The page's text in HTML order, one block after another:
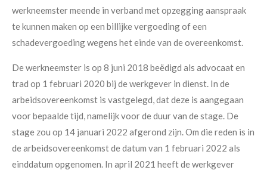
werkneemster meende in verband met opzegging aanspraak
te kunnen maken op een billijke vergoeding of een
schadevergoeding wegens het einde van de overeenkomst.
De werkneemster is op 8 juni 2018 beëdigd als advocaat en
trad op 1 februari 2020 bij de werkgever in dienst. In de
arbeidsovereenkomst is vastgelegd, dat deze is aangegaan
voor bepaalde tijd, namelijk voor de duur van de stage. De
stage zou op 14 januari 2022 afgerond zijn. Om die reden is in
de arbeidsovereenkomst de datum van 1 februari 2022 als
einddatum opgenomen. In april 2021 heeft de werkgever